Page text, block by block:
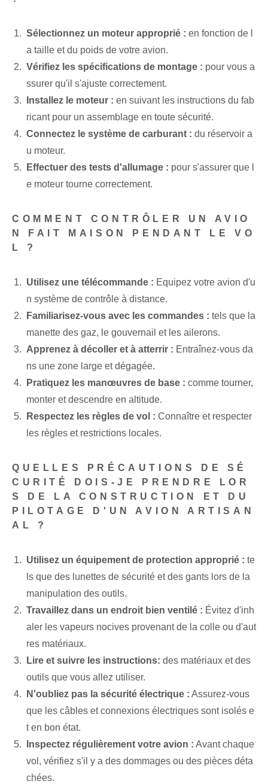
Sélectionnez un moteur approprié : en fonction de l
a taille et du poids de votre avion.
Vérifiez les spécifications de montage : pour vous a
ssurer qu'il s'ajuste correctement.
Installez le moteur : en suivant les instructions du fab
ricant pour un assemblage en toute sécurité.
Connectez le système de carburant : du réservoir a
u moteur.
Effectuer des tests d'allumage : pour s'assurer que l
e moteur tourne correctement.
COMMENT CONTRÔLER UN AVIO
N FAIT MAISON PENDANT LE VO
L ?
Utilisez une télécommande : Equipez votre avion d'u
n système de contrôle à distance.
Familiarisez-vous avec les commandes : tels que la
manette des gaz, le gouvernail et les ailerons.
Apprenez à décoller et à atterrir : Entraînez-vous da
ns une zone large et dégagée.
Pratiquez les manœuvres de base : comme tourner,
monter et descendre en altitude.
Respectez les règles de vol : Connaître et respecter
les règles et restrictions locales.
QUELLES PRÉCAUTIONS DE SÉ
CURITÉ DOIS-JE PRENDRE LOR
S DE LA CONSTRUCTION ET DU
PILOTAGE D'UN AVION ARTISAN
AL ?
Utilisez un équipement de protection approprié : te
ls que des lunettes de sécurité et des gants lors de la
manipulation des outils.
Travaillez dans un endroit bien ventilé : Évitez d'inh
aler les vapeurs nocives provenant de la colle ou d'aut
res matériaux.
Lire et suivre les instructions: des matériaux et des
outils que vous allez utiliser.
N'oubliez pas la sécurité électrique : Assurez-vous
que les câbles et connexions électriques sont isolés e
t en bon état.
Inspectez régulièrement votre avion : Avant chaque
vol, vérifiez s'il y a des dommages ou des pièces déta
chées.